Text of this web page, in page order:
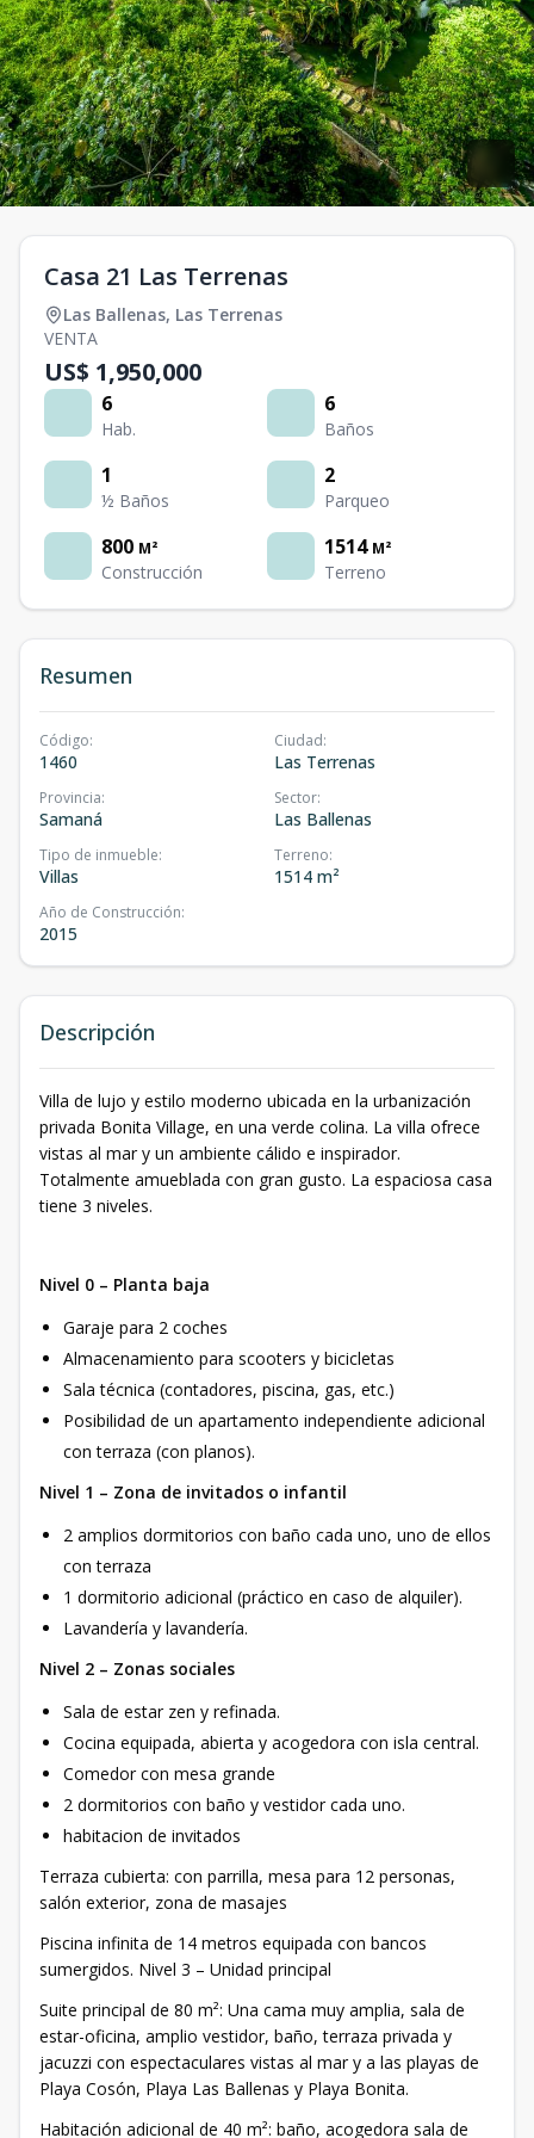
Casa 21 Las Terrenas
Las Ballenas, Las Terrenas
VENTA
US$ 1,950,000
6
Hab.
6
Baños
1
½ Baños
2
Parqueo
800 M²
Construcción
1514 M²
Terreno
Resumen
Código:
1460
Ciudad:
Las Terrenas
Provincia:
Samaná
Sector:
Las Ballenas
Tipo de inmueble:
Villas
Terreno:
1514 m²
Año de Construcción:
2015
Descripción
Villa de lujo y estilo moderno ubicada en la urbanización
privada Bonita Village, en una verde colina. La villa ofrece
vistas al mar y un ambiente cálido e inspirador.
Totalmente amueblada con gran gusto. La espaciosa casa
tiene 3 niveles.
Nivel 0 – Planta baja
Garaje para 2 coches
Almacenamiento para scooters y bicicletas
Sala técnica (contadores, piscina, gas, etc.)
Posibilidad de un apartamento independiente adicional
con terraza (con planos).
Nivel 1 – Zona de invitados o infantil
2 amplios dormitorios con baño cada uno, uno de ellos
con terraza
1 dormitorio adicional (práctico en caso de alquiler).
Lavandería y lavandería.
Nivel 2 – Zonas sociales
Sala de estar zen y refinada.
Cocina equipada, abierta y acogedora con isla central.
Comedor con mesa grande
2 dormitorios con baño y vestidor cada uno.
habitacion de invitados
Terraza cubierta: con parrilla, mesa para 12 personas,
salón exterior, zona de masajes
Piscina infinita de 14 metros equipada con bancos
sumergidos. Nivel 3 – Unidad principal
Suite principal de 80 m²: Una cama muy amplia, sala de
estar-oficina, amplio vestidor, baño, terraza privada y
jacuzzi con espectaculares vistas al mar y a las playas de
Playa Cosón, Playa Las Ballenas y Playa Bonita.
Habitación adicional de 40 m²: baño, acogedora sala de